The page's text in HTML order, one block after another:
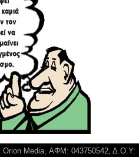
Orion Media, ΑΦΜ: 043750542, Δ.Ο.Υ: